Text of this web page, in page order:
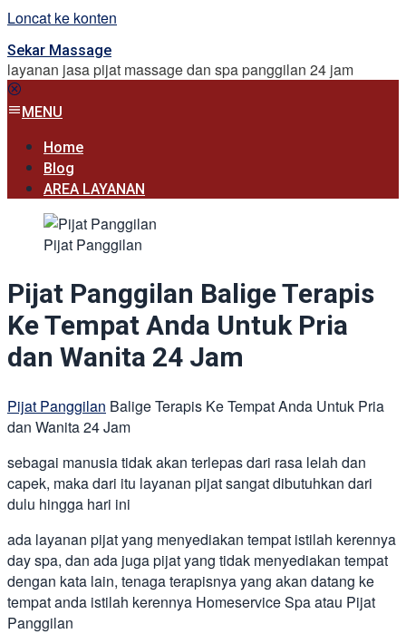
Loncat ke konten
Sekar Massage
layanan jasa pijat massage dan spa panggilan 24 jam
MENU
Home
Blog
AREA LAYANAN
Pijat Panggilan
Pijat Panggilan Balige Terapis
Ke Tempat Anda Untuk Pria
dan Wanita 24 Jam
Pijat Panggilan Balige Terapis Ke Tempat Anda Untuk Pria
dan Wanita 24 Jam
sebagai manusia tidak akan terlepas dari rasa lelah dan
capek, maka dari itu layanan pijat sangat dibutuhkan dari
dulu hingga hari ini
ada layanan pijat yang menyediakan tempat istilah kerennya
day spa, dan ada juga pijat yang tidak menyediakan tempat
dengan kata lain, tenaga terapisnya yang akan datang ke
tempat anda istilah kerennya Homeservice Spa atau Pijat
Panggilan